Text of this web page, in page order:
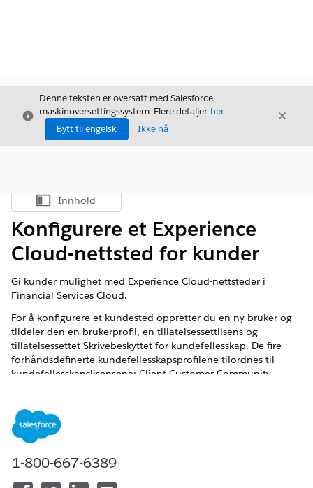
Avslutt
Denne teksten er oversatt med Salesforce
maskinoversettingssystem. Flere detaljer her.
Bytt til engelsk
Ikke nå
Avslutt
Vis innholdsfortegnelse
Innhold
Konfigurere et Experience
Cloud-nettsted for kunder
Gi kunder mulighet med Experience Cloud-nettsteder i
Financial Services Cloud.
For å konfigurere et kundested oppretter du en ny bruker og
tildeler den en brukerprofil, en tillatelsessettlisens og
tillatelsessettet Skrivebeskyttet for kundefellesskap. De fire
forhåndsdefinerte kundefellesskapsprofilene tilordnes til
kundefellesskapslisensene: Client Customer Community,
MERKFellesskapsbrukerlisenser og -profiler brukes på
1-800-667-6389